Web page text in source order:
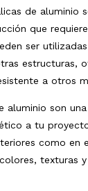
de aluminio
que
ser
estructuras,
a otros
aluminio son
a tu
como en
texturas y